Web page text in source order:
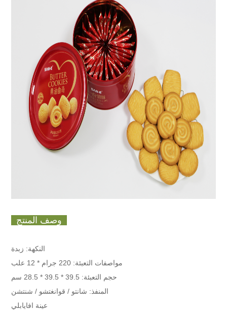
النكهة: زبدة
مواصفات التعبئة: 220 جرام * 12 علب
حجم التعبئة: 39.5 * 39.5 * 28.5 سم
المنفذ: شانتو / قوانغتشو / شنتشن
عينة افايابلي